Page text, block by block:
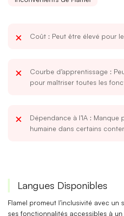
Coût : Peut être élevé pour
Courbe d’apprentissage :
pour maîtriser toutes les
Dépendance à l’IA : Manque
humaine dans certains
Langues Disponibles
Flamel promeut l’inclusivité avec un
ses fonctionnalités accessibles à